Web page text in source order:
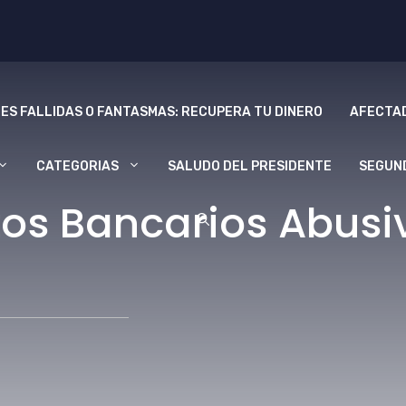
FALLIDAS O FANTASMAS: RECUPERA TU DINERO
CATEGORIAS SALUDO DEL PRESIDENTE
Bancarios